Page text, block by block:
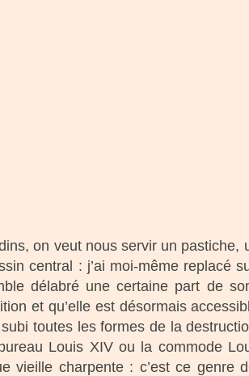
on veut nous servir un pastiche,
central : j’ai moi-même replacé
délabré une certaine part de
et qu’elle est désormais
toutes les formes de la
Louis XIV ou la commode
vieille charpente : c’est ce genre